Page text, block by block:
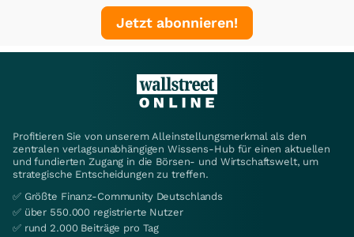
Jetzt abonnieren!
Profitieren Sie von unserem Alleinstellungsmerkmal als den
zentralen verlagsunabhängigen Wissens-Hub für einen aktuellen
und fundierten Zugang in die Börsen- und Wirtschaftswelt, um
strategische Entscheidungen zu treffen.
✅ Größte Finanz-Community Deutschlands
✅ über 550.000 registrierte Nutzer
✅ rund 2.000 Beiträge pro Tag